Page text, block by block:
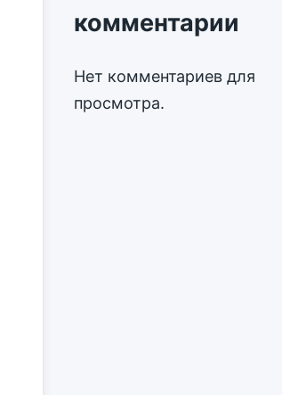
комментарии
Нет комментариев для
просмотра.